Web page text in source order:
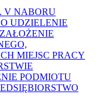
V NABORU
UDZIELENIE
MIEJSC PRACY
PODMIOTU